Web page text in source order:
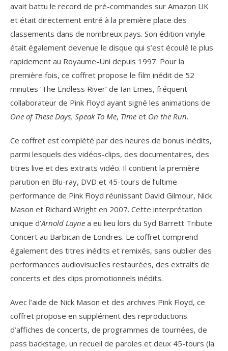
avait battu le record de pré-commandes sur Amazon UK
et était directement entré à la première place des
classements dans de nombreux pays. Son édition vinyle
était également devenue le disque qui s’est écoulé le plus
rapidement au Royaume-Uni depuis 1997. Pour la
première fois, ce coffret propose le film inédit de 52
minutes ‘The Endless River’ de Ian Emes, fréquent
collaborateur de Pink Floyd ayant signé les animations de
One of These Days, Speak To Me, Time et On the Run.
Ce coffret est complété par des heures de bonus inédits,
parmi lesquels des vidéos-clips, des documentaires, des
titres live et des extraits vidéo. Il contient la première
parution en Blu-ray, DVD et 45-tours de l’ultime
performance de Pink Floyd réunissant David Gilmour, Nick
Mason et Richard Wright en 2007. Cette interprétation
unique d’Arnold Layne a eu lieu lors du Syd Barrett Tribute
Concert au Barbican de Londres. Le coffret comprend
également des titres inédits et remixés, sans oublier des
performances audiovisuelles restaurées, des extraits de
concerts et des clips promotionnels inédits.
Avec l’aide de Nick Mason et des archives Pink Floyd, ce
coffret propose en supplément des reproductions
d’affiches de concerts, de programmes de tournées, de
pass backstage, un recueil de paroles et deux 45-tours (la